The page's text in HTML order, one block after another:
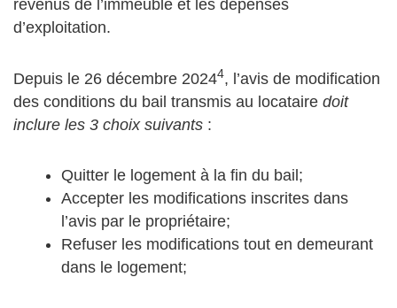
revenus de l’immeuble et les dépenses
d’exploitation.
Depuis le 26 décembre 20244, l’avis de modification
des conditions du bail transmis au locataire doit
inclure les 3 choix suivants :
Quitter le logement à la fin du bail;
Accepter les modifications inscrites dans
l’avis par le propriétaire;
Refuser les modifications tout en demeurant
dans le logement;